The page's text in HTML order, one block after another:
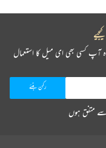
آپ کسی بھی ای میل کا استعمال
متفق ہوں